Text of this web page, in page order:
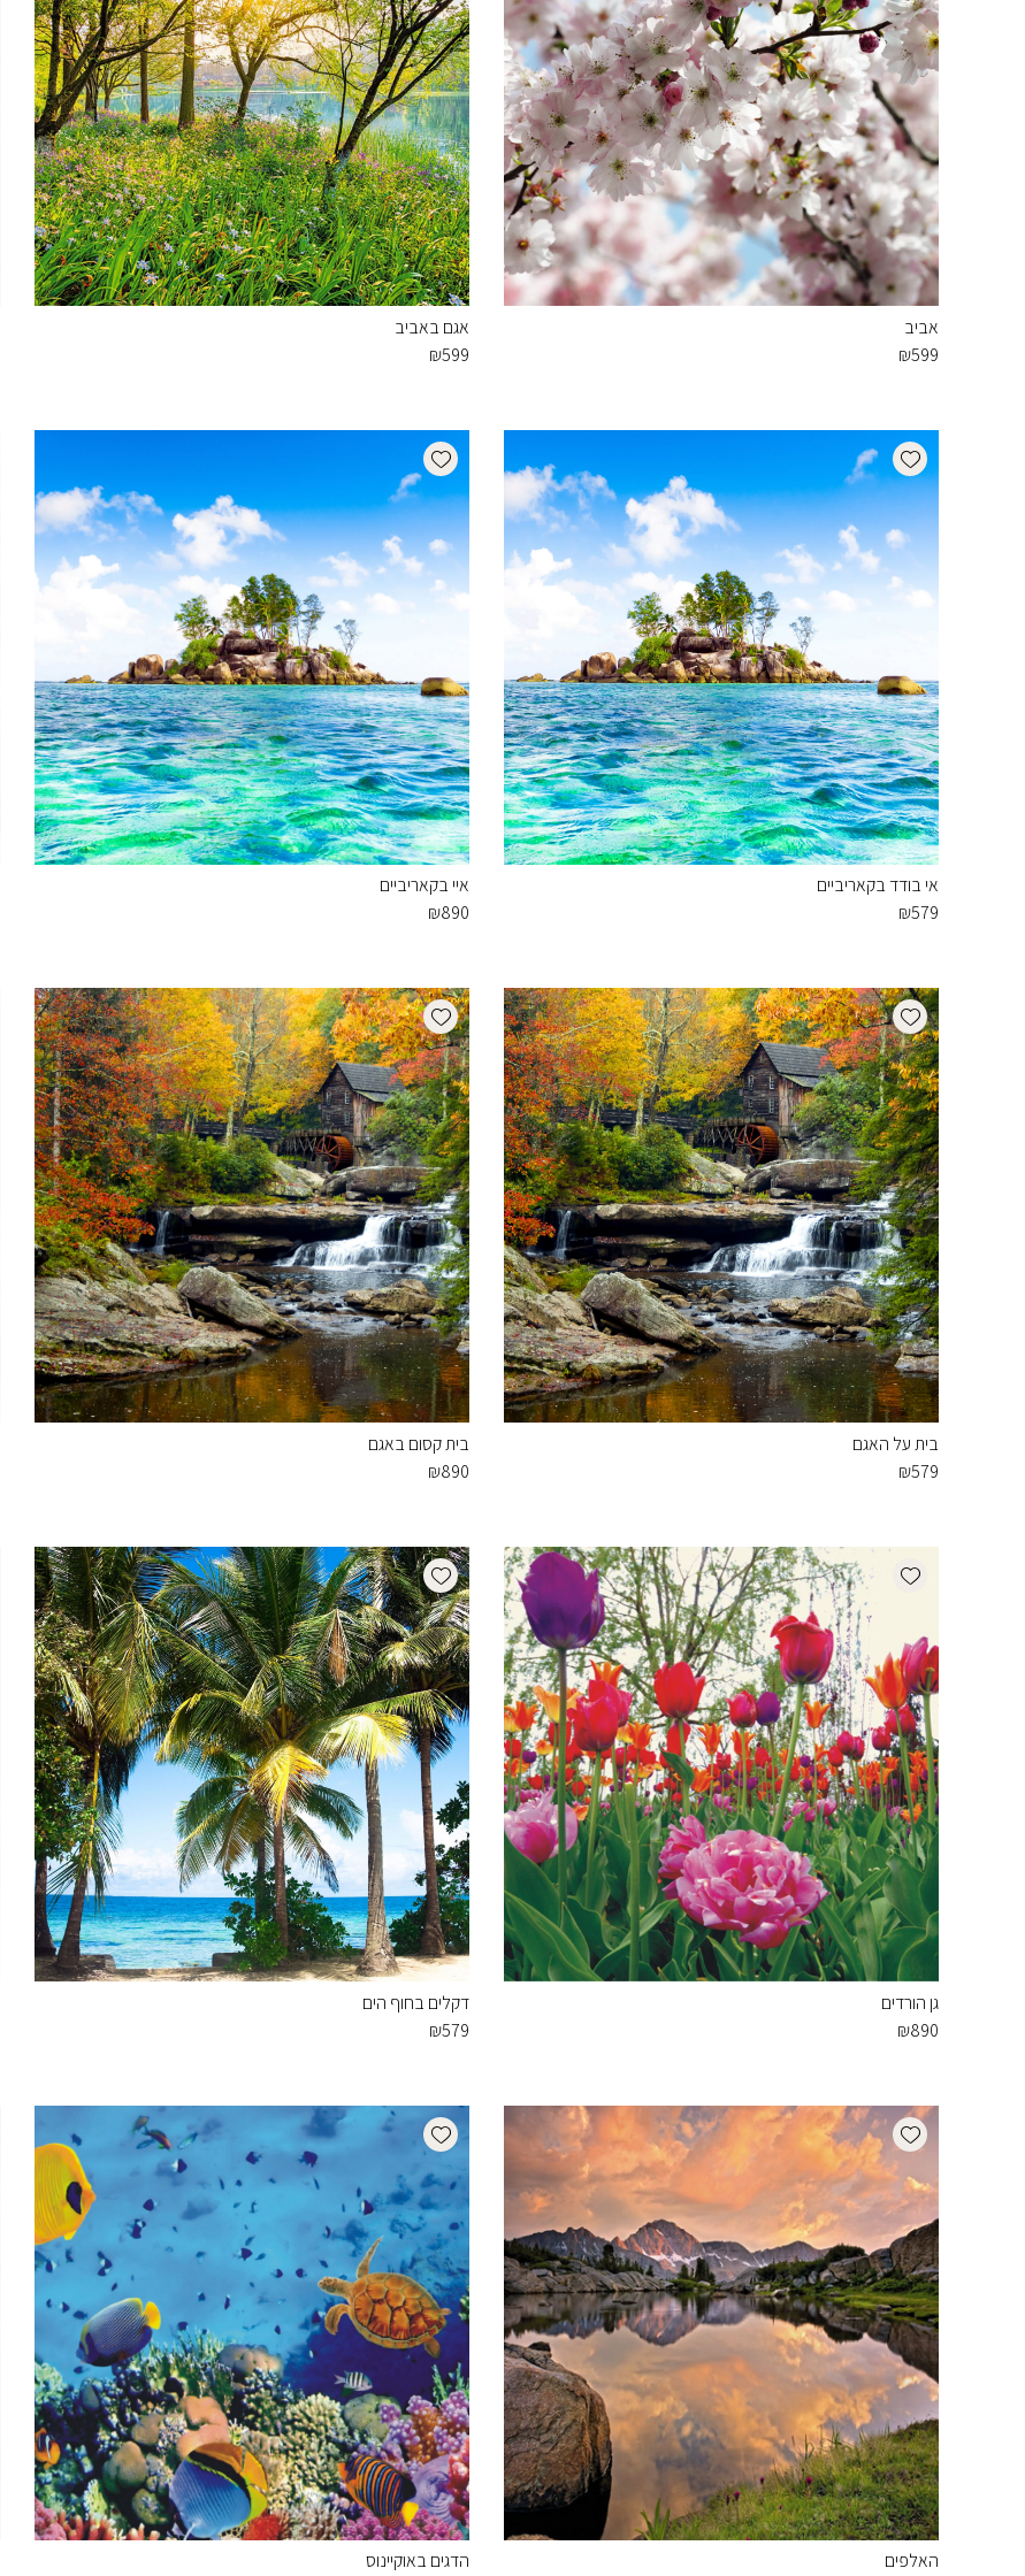
אביב
₪599
אגם באביב
₪599
Add wishlist
אי בודד בקאריביים
₪579
Add wishlist
איי בקאריביים
₪890
Add wishlist
בית על האגם
₪579
Add wishlist
בית קסום באגם
₪890
Add wishlist
גן הורדים
₪890
Add wishlist
דקלים בחוף הים
₪579
Add wishlist
האלפים
Add wishlist
הדגים באוקיינוס